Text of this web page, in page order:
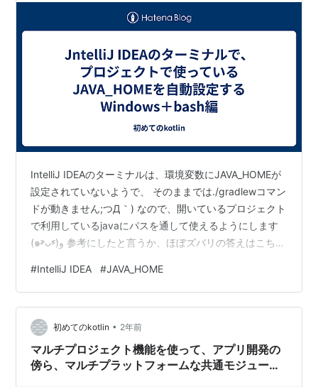
IntelliJ IDEAのターミナルは、環境変数にJAVA_HOMEが
設定されていないようで、 そのままでは./gradlewコマン
ドが動きません;つД｀) なので、開いているプロジェクト
で利用しているjavaにパスを通して使えるようにします
(๑˃̵ᴗ˂̵)و 参考にしたと言うか、ほぼズバリの答えはこち
SDK path to the Terminal 今回私が試した環境は、
Windows版IntelliJ IDEA + Git for Windowsになります。
どう実現したかも説明するので、…
#IntelliJ IDEA #JAVA_HOME
初めてのkotlin • 2年前
マルチプロジェクト機能を使って、アプリ開発の
傍ら、マルチプラットフォームな共通モジュール